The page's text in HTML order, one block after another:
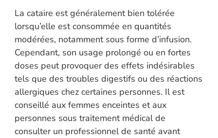
La cataire est généralement bien tolérée
lorsqu’elle est consommée en quantités
modérées, notamment sous forme d’infusion.
Cependant, son usage prolongé ou en fortes
doses peut provoquer des effets indésirables
tels que des troubles digestifs ou des réactions
allergiques chez certaines personnes. Il est
conseillé aux femmes enceintes et aux
personnes sous traitement médical de
consulter un professionnel de santé avant